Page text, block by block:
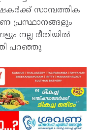
സാമ്പത്തിക
പ്രസ്ഥാനങ്ങളും
നല്ല രീതിയിൽ
പറഞ്ഞു